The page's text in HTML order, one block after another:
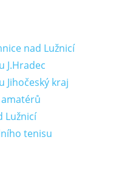
nad Lužnicí
J.Hradec
Jihočeský kraj
amatérů
Lužnicí
tenisu